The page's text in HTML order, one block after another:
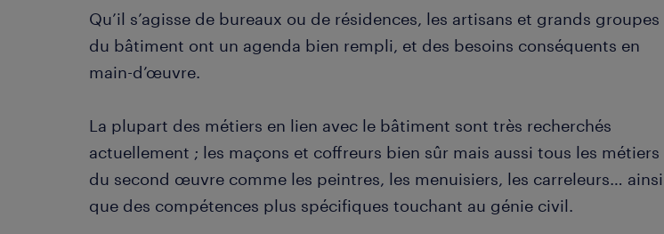
Qu’il s’agisse de bureaux ou de résidences, les artisans et grands groupes
du bâtiment ont un agenda bien rempli, et des besoins conséquents en
main-d’œuvre.
La plupart des métiers en lien avec le bâtiment sont très recherchés
actuellement ; les maçons et coffreurs bien sûr mais aussi tous les métiers
du second œuvre comme les peintres, les menuisiers, les carreleurs… ainsi
que des compétences plus spécifiques touchant au génie civil.